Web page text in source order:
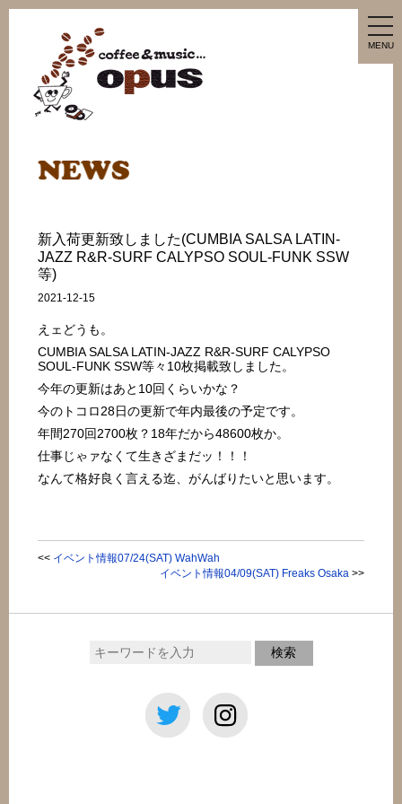
MENU
新入荷更新致しました(CUMBIA SALSA LATIN-
JAZZ R&R-SURF CALYPSO SOUL-FUNK SSW
等)
2021-12-15
えェどうも。
CUMBIA SALSA LATIN-JAZZ R&R-SURF CALYPSO
SOUL-FUNK SSW等々10枚掲載致しました。
今年の更新はあと10回くらいかな？
今のトコロ28日の更新で年内最後の予定です。
年間270回2700枚？18年だから48600枚か。
仕事じゃァなくて生きざまだッ！！！
なんて格好良く言える迄、がんばりたいと思います。
<< イベント情報07/24(SAT) WahWah
イベント情報04/09(SAT) Freaks Osaka>>